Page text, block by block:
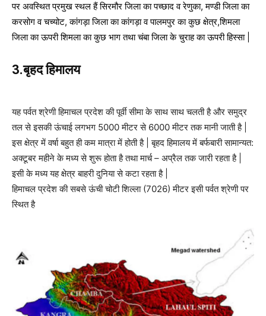
पर अवस्थित प्रमुख स्थल हैं सिरमौर जिला का पच्छाद व रेणुका, मण्डी जिला का
करसोग व चच्योट, कांगड़ा जिला का कांगड़ा व पालमपुर का कुछ क्षेत्र,शिमला
जिला का ऊपरी शिमला का कुछ भाग तथा चंबा जिला के चुराह का ऊपरी हिस्सा |
3.बृहद हिमालय
यह पर्वत श्रेणी हिमाचल प्रदेश की पूर्वी सीमा के साथ साथ चलती है और समुद्र
तल से इसकी ऊंचाई लगभग 5000 मीटर से 6000 मीटर तक मानी जाती है |
इस क्षेत्र में वर्षा बहुत ही कम मात्रा में होती है | बृहद हिमालय में बर्फबारी सामान्यत:
अक्टूबर महीने के मध्य से शुरू होता है तथा मार्च – अप्रैल तक जारी रहता है |
इसी के मध्य यह क्षेत्र बाहरी दुनिया से कटा रहता है |
हिमाचल प्रदेश की सबसे ऊंची चोटी शिल्ला (7026) मीटर इसी पर्वत श्रेणी पर
स्थित है